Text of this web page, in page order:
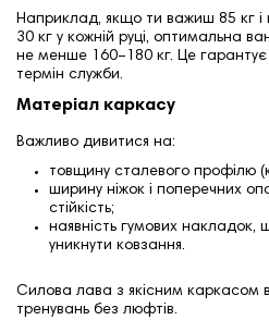
Наприклад, якщо ти важиш 85 кг і
30 кг у кожній руці, оптимальна
не менше 160–180 кг. Це гарантує
термін служби.
Матеріал каркасу
Важливо дивитися на:
товщину сталевого профілю
ширину ніжок і поперечних
стійкість;
наявність гумових накладок,
уникнути ковзання.
Силова лава з якісним каркасом
тренувань без люфтів.